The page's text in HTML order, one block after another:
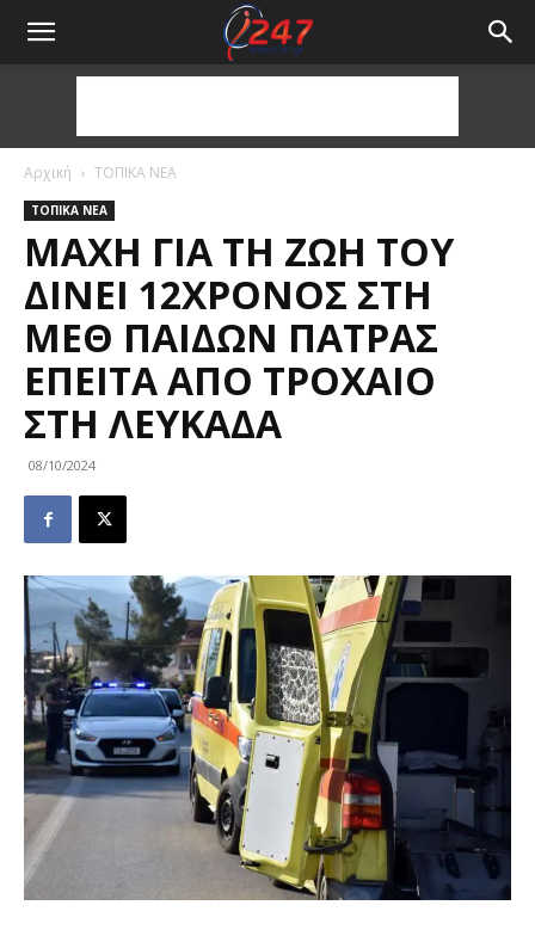
Αρχική ΤΟΠΙΚΑ ΝΕΑ
ΤΟΠΙΚΑ ΝΕΑ
ΜΆΧΗ ΓΙΑ ΤΗ ΖΩΉ ΤΟΥ
ΔΙΝΕΙ 12ΧΡΟΝΟΣ ΣΤΗ
ΜΕΘ ΠΑΊΔΩΝ ΠΆΤΡΑΣ
ΈΠΕΙΤΑ ΑΠΌ ΤΡΟΧΑΊΟ
ΣΤΗ ΛΕΥΚΆΔΑ
08/10/2024